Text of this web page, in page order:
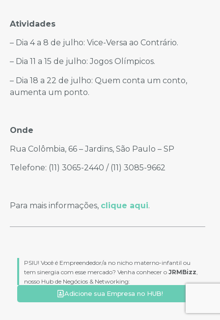
Atividades
– Dia 4 a 8 de julho: Vice-Versa ao Contrário.
– Dia 11 a 15 de julho: Jogos Olímpicos.
– Dia 18 a 22 de julho: Quem conta um conto,
aumenta um ponto.
Onde
Rua Colômbia, 66 – Jardins, São Paulo – SP
Telefone: (11) 3065-2440 / (11) 3085-9662
Para mais informações, clique aqui.
PSIU! Você é Empreendedor/a no nicho materno-infantil ou
tem sinergia com esse mercado? Venha conhecer o JRMBizz
nosso Hub de Negócios & Networking:
Adicione sua Empresa no HUB!